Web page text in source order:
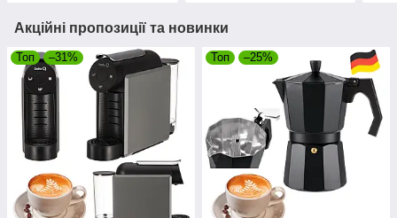
Акційні пропозиції та новинки
Топ –31% Топ –25%